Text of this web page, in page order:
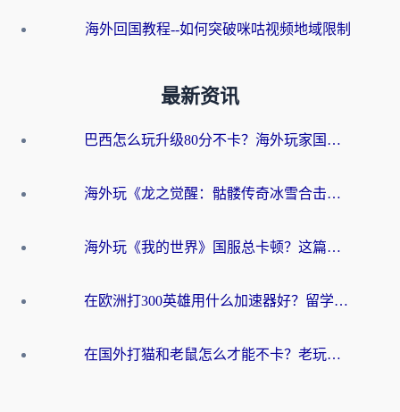
海外回国教程--如何突破咪咕视频地域限制
最新资讯
巴西怎么玩升级80分不卡？海外玩家国服游戏加速器终极指南（附避坑技巧）
海外玩《龙之觉醒：骷髅传奇冰雪合击》延迟高？这篇指南帮你解决卡顿烦恼！
海外玩《我的世界》国服总卡顿？这篇我的世界游戏加速器指南帮你解决所有问题
在欧洲打300英雄用什么加速器好？留学生亲测有效的解决方案来了
在国外打猫和老鼠怎么才能不卡？老玩家亲测的终极加速指南